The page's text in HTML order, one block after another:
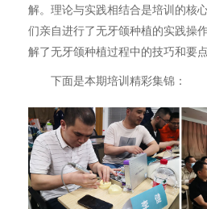
解。理论与实践相结合是培训的核
们亲自进行了无牙颌种植的实践操
解了无牙颌种植过程中的技巧和要
下面是本期培训精彩集锦：